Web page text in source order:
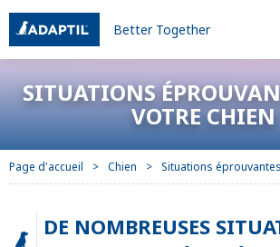
Better Together
SITUATIONS
VOTRE CHIEN
Page d'accueil Chien Situations
DE NOMBREUSES